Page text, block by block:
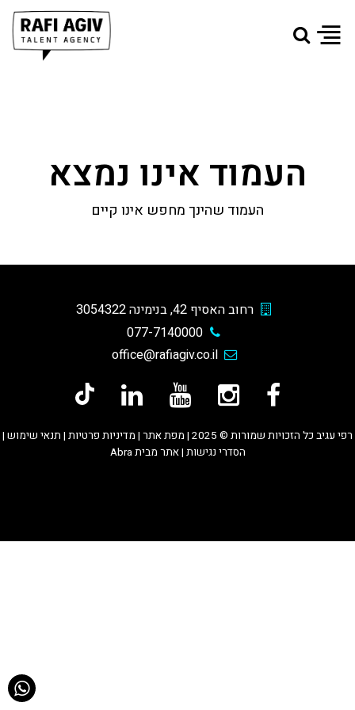
העמוד אינו נמצא
העמוד שהינך מחפש אינו קיים
רחוב האסיף 42, בנימינה 3054322
077-7140000
office@rafiagiv.co.il
רפי עגיב כל הזכויות שמורות © 2025 | מפת אתר | מדיניות פרטיות | תנאי שימוש |
הסדרי נגישות |אתר מבית Abra